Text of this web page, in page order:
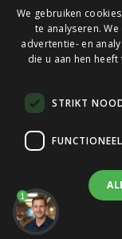
1
We gebruiken
te analyseren.
advertentie- en
die u aan hen
STRIKT
FUNCTIONEEL